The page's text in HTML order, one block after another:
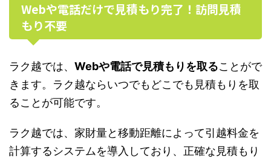
Webや電話だけで見積もり完了！訪問見積
もり不要
ラク越では、 Webや電話で見積もりを取ることがで
きます。ラク越ならいつでもどこでも見積もりを取
ることが可能です。
ラク越では、家財量と移動距離によって引越料金を
計算するシステムを導入しており、正確な見積もり